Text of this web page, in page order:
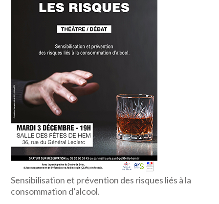
Sensibilisation et prévention des risques liés à la
consommation d’alcool.